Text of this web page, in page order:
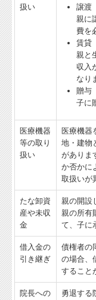
扱い
譲渡
親に
費を
賃貸
親と
収入
なり
贈与
子に
医療機器
等の取り
扱い
医療機器
地・建物
がありま
か否かに
取扱いが
たな卸資
産や未収
金
親の開設
親の所有
て、子に
借入金の
引き継ぎ
債権者の
の場合、
すること
院長への
勇退する